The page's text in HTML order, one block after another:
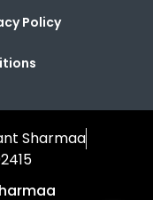
Policy
Sharmaa